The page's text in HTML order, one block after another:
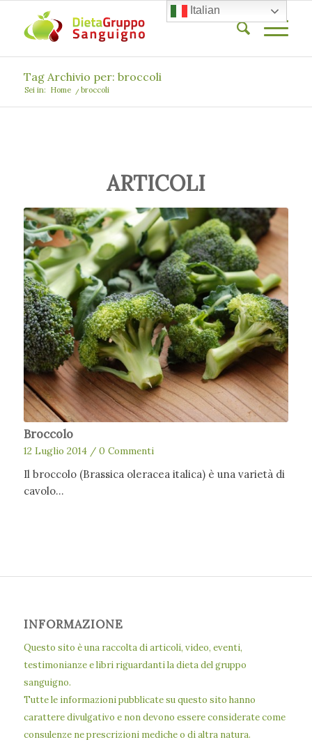
Tag Archivio per: broccoli
Sei in: Home / broccoli
ARTICOLI
Broccolo
12 Luglio 2014 / 0 Commenti
Il broccolo (Brassica oleracea italica) è una varietà di
cavolo…
INFORMAZIONE
Questo sito è una raccolta di articoli, video, eventi,
testimonianze e libri riguardanti la dieta del gruppo
sanguigno.
Tutte le informazioni pubblicate su questo sito hanno
carattere divulgativo e non devono essere considerate come
consulenze ne prescrizioni mediche o di altra natura.
Italian